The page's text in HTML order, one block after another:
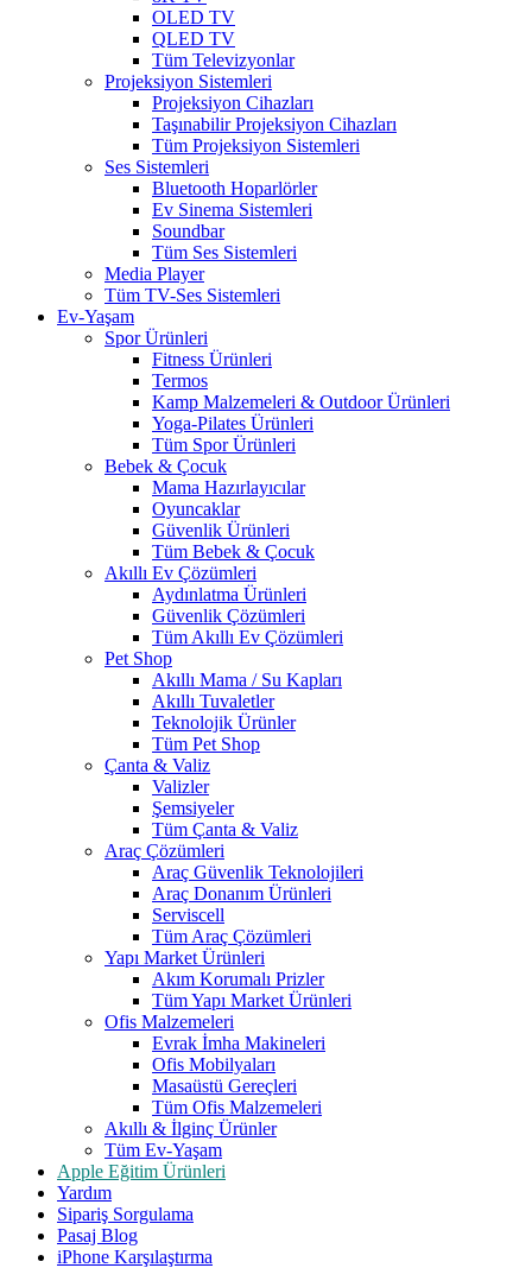
OLED TV
QLED TV
Tüm Televizyonlar
Projeksiyon Sistemleri
Projeksiyon Cihazları
Taşınabilir Projeksiyon Cihazları
Tüm Projeksiyon Sistemleri
Ses Sistemleri
Bluetooth Hoparlörler
Ev Sinema Sistemleri
Soundbar
Tüm Ses Sistemleri
Media Player
Tüm TV-Ses Sistemleri
Ev-Yaşam
Spor Ürünleri
Fitness Ürünleri
Termos
Kamp Malzemeleri & Outdoor Ürünleri
Yoga-Pilates Ürünleri
Tüm Spor Ürünleri
Bebek & Çocuk
Mama Hazırlayıcılar
Oyuncaklar
Güvenlik Ürünleri
Tüm Bebek & Çocuk
Akıllı Ev Çözümleri
Aydınlatma Ürünleri
Güvenlik Çözümleri
Tüm Akıllı Ev Çözümleri
Pet Shop
Akıllı Mama / Su Kapları
Akıllı Tuvaletler
Teknolojik Ürünler
Tüm Pet Shop
Çanta & Valiz
Valizler
Şemsiyeler
Tüm Çanta & Valiz
Araç Çözümleri
Araç Güvenlik Teknolojileri
Araç Donanım Ürünleri
Serviscell
Tüm Araç Çözümleri
Yapı Market Ürünleri
Akım Korumalı Prizler
Tüm Yapı Market Ürünleri
Ofis Malzemeleri
Evrak İmha Makineleri
Ofis Mobilyaları
Masaüstü Gereçleri
Tüm Ofis Malzemeleri
Akıllı & İlginç Ürünler
Tüm Ev-Yaşam
Apple Eğitim Ürünleri
Yardım
Sipariş Sorgulama
Pasaj Blog
iPhone Karşılaştırma